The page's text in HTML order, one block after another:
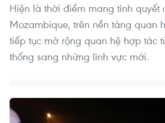
Hiện là thời điểm mang tính quyết
Mozambique, trên nền tảng quan
tiếp tục mở rộng quan hệ hợp tác
thống sang những lĩnh vực mới.